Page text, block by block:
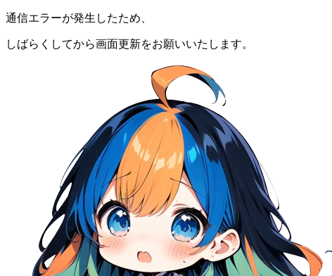
通信エラーが発生したため、
しばらくしてから画面更新をお願いいたします。